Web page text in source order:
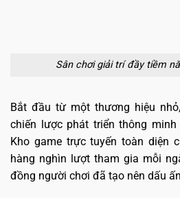
Sân chơi giải trí đầy tiềm
Bắt đầu từ một thương hiệu
chiến lược phát triển thông
Kho game trực tuyến toàn diện
hàng nghìn lượt tham gia mỗi
đồng người chơi đã tạo nên dấu